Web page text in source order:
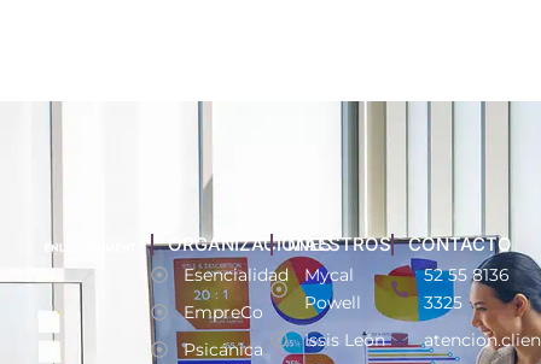
ORGANIZACIONES
Esencialidad
EmpreCo
Psicánica
MAESTROS
Mycal
Powell
Issis León
CONTACTO
52 55 8136
3325